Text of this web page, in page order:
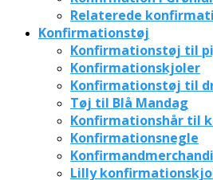
Relaterede
Konfirmationstøj
Konfirmationstøj til
Konfirmationskjoler
Konfirmationstøj til
Tøj til Blå Mandag
Konfirmationshår til
Konfirmationsnegle
Lilly